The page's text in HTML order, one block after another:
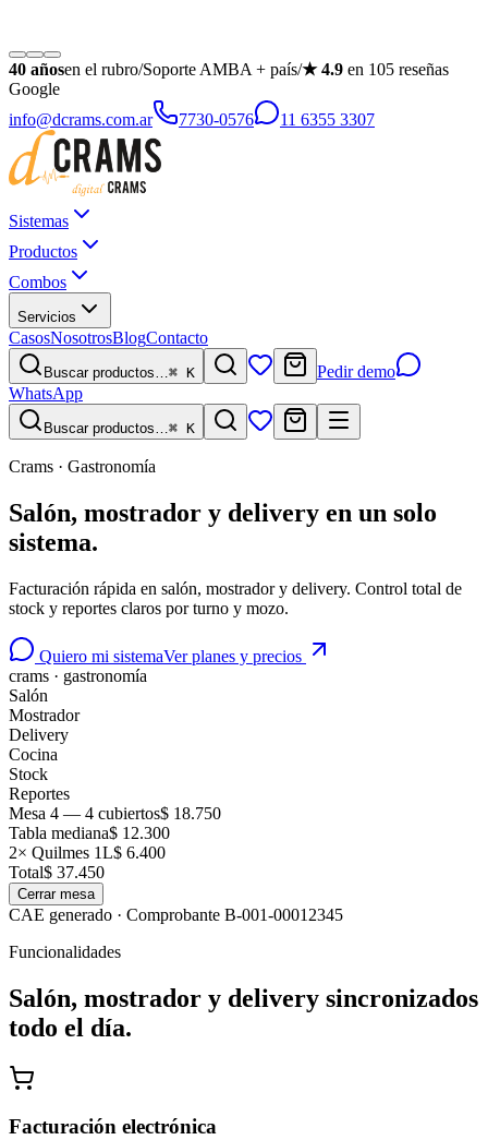
40 añosen el rubro/Soporte AMBA + país/★4.9 en 105 reseñas
Google
info@dcrams.com.ar
7730-0576 11 6355 3307
Sistemas
Productos
Combos
Servicios
CasosNosotrosBlogContacto
Buscar productos…⌘ K
Pedir demo
WhatsApp
Buscar productos…⌘ K
Crams · Gastronomía
Salón, mostrador y delivery en un solo
sistema.
Facturación rápida en salón, mostrador y delivery. Control total de
stock y reportes claros por turno y mozo.
Quiero mi sistemaVer planes y precios
crams · gastronomía
Salón
Mostrador
Delivery
Cocina
Stock
Reportes
Mesa 4 — 4 cubiertos$ 18.750
Tabla mediana$ 12.300
2× Quilmes 1L$ 6.400
Total$ 37.450
Cerrar mesa
CAE generado · Comprobante B-001-00012345
Funcionalidades
Salón, mostrador y delivery sincronizados
todo el día.
Facturación electrónica